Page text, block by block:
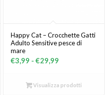
Happy Cat – Crocchette Gatti
Adulto Sensitive pesce di
mare
€3,99 - €29,99Fascia
prezzo:
Visualizza prodotti